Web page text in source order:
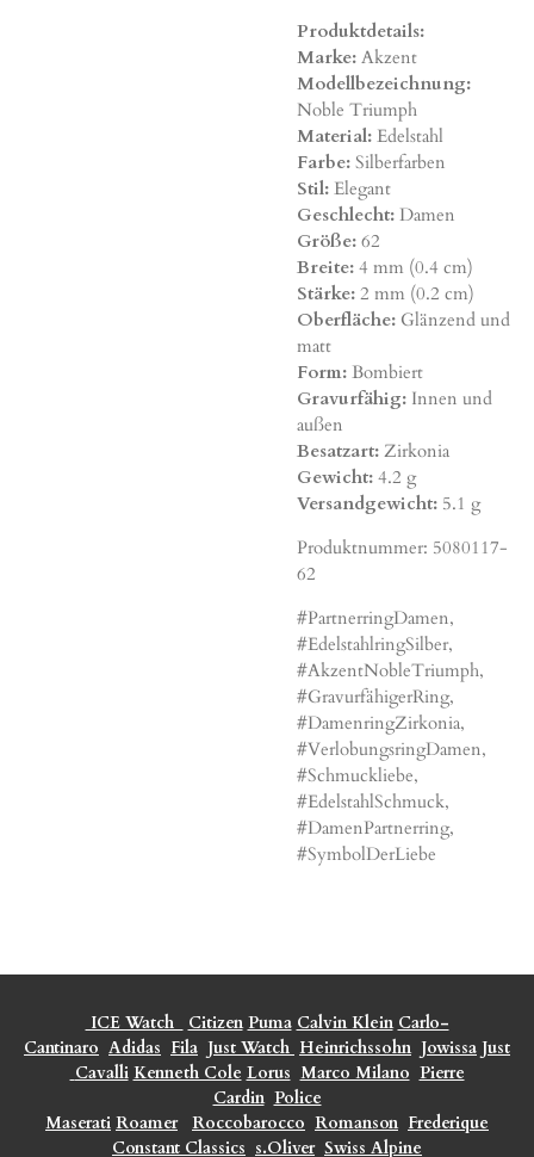
Produktdetails:
Marke: Akzent
Modellbezeichnung:
Noble Triumph
Material: Edelstahl
Farbe: Silberfarben
Stil: Elegant
Geschlecht: Damen
Größe: 62
Breite: 4 mm (0.4 cm)
Stärke: 2 mm (0.2 cm)
Oberfläche: Glänzend und
matt
Form: Bombiert
Gravurfähig: Innen und
außen
Besatzart: Zirkonia
Gewicht: 4.2 g
Versandgewicht: 5.1 g
Produktnummer: 5080117-
62
#PartnerringDamen,
#EdelstahlringSilber,
#AkzentNobleTriumph,
#GravurfähigerRing,
#DamenringZirkonia,
#VerlobungsringDamen,
#Schmuckliebe,
#EdelstahlSchmuck,
#DamenPartnerring,
#SymbolDerLiebe
ICE Watch Citizen Puma Calvin Klein Carlo-
Cantinaro Adidas Fila Just Watch Heinrichssohn Jowissa Just
Cavalli Kenneth Cole Lorus Marco Milano Pierre
Cardin Police
Maserati Roamer Roccobarocco Romanson Frederique
Constant Classics s.Oliver Swiss Alpine